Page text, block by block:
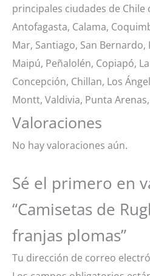
principales ciudades de Chile
Antofagasta, Calama,
Mar, Santiago, San Bernardo,
Maipú, Peñalolén, Copiapó,
Concepción, Chillan, Los
Montt, Valdivia, Punta
Valoraciones
No hay valoraciones aún.
Sé el primero en
“Camisetas de
franjas plomas”
Tu dirección de correo